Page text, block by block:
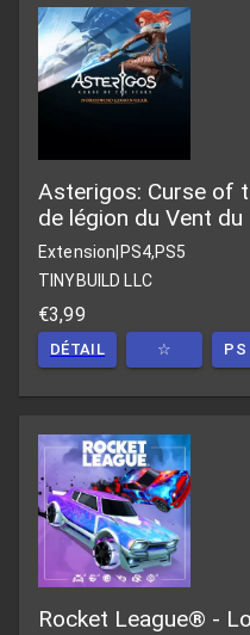
Asterigos: Curse of
de légion du Vent du
Extension|PS4,PS5
TINYBUILD LLC
€3,99
DÉTAIL ☆ PS
Rocket League® -